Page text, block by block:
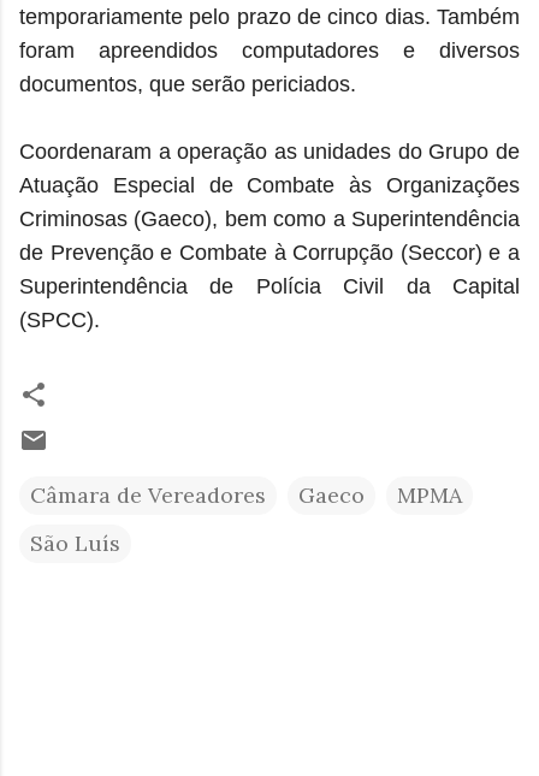
temporariamente pelo prazo de cinco dias. Também
foram apreendidos computadores e diversos
documentos, que serão periciados.
Coordenaram a operação as unidades do Grupo de
Atuação Especial de Combate às Organizações
Criminosas (Gaeco), bem como a Superintendência
de Prevenção e Combate à Corrupção (Seccor) e a
Superintendência de Polícia Civil da Capital
(SPCC).
Câmara de Vereadores Gaeco
MPMA
São Luís